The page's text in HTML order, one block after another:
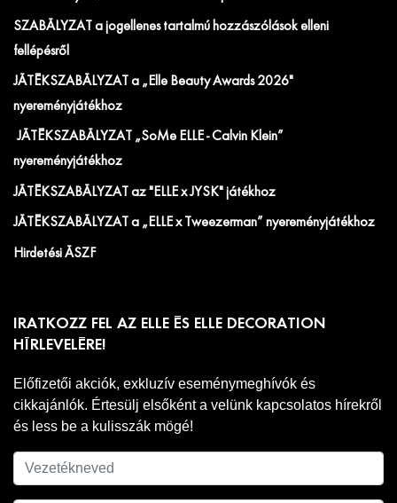
SZABÁLYZAT a jogellenes tartalmú hozzászólások elleni
fellépésről
JÁTÉKSZABÁLYZAT a „Elle Beauty Awards 2026"
nyereményjátékhoz
JÁTÉKSZABÁLYZAT „SoMe ELLE - Calvin Klein”
nyereményjátékhoz
JÁTÉKSZABÁLYZAT az "ELLE x JYSK" játékhoz
JÁTÉKSZABÁLYZAT a „ELLE x Tweezerman” nyereményjátékhoz
Hirdetési ÁSZF
IRATKOZZ FEL AZ ELLE ÉS ELLE DECORATION
HÍRLEVELÉRE!
Előfizetői akciók, exkluzív eseménymeghívók és
cikkajánlók. Értesülj elsőként a velünk kapcsolatos hírekről
és less be a kulisszák mögé!